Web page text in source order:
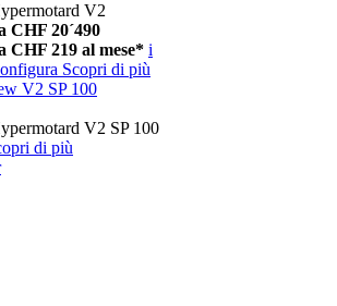
V2
CHF 20´490
CHF 219 al mese* i
Scopri di più
V2 SP 100
V2 SP 100
di più